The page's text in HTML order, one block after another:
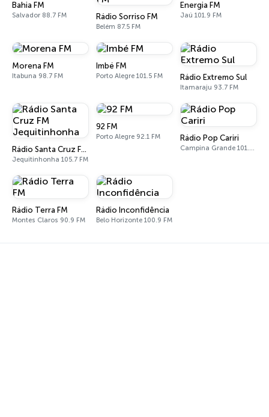
Bahia FM
Salvador 88.7 FM Rádio Sorriso FM
Belém 87.5 FM
Energia FM
Jaú 101.9 FM
Morena FM
Itabuna 98.7 FM
Imbé FM
Porto Alegre 101.5 FM Rádio Extremo Sul
Itamaraju 93.7 FM
Rádio Santa Cruz FM Jequitinhonha
Jequitinhonha 105.7 FM
92 FM
Porto Alegre 92.1 FM Rádio Pop Cariri
Campina Grande 101.1 FM
Rádio Terra FM
Montes Claros 90.9 FM
Rádio Inconfidência
Belo Horizonte 100.9 FM